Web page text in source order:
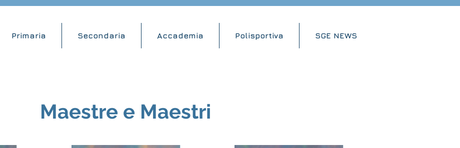
Primaria Secondaria Accademia Polisportiva SGE NEWS
Maestre e Maestri